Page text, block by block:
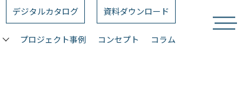
デジタルカタログ 資料ダウンロード
プロジェクト事例 コンセプト コラム